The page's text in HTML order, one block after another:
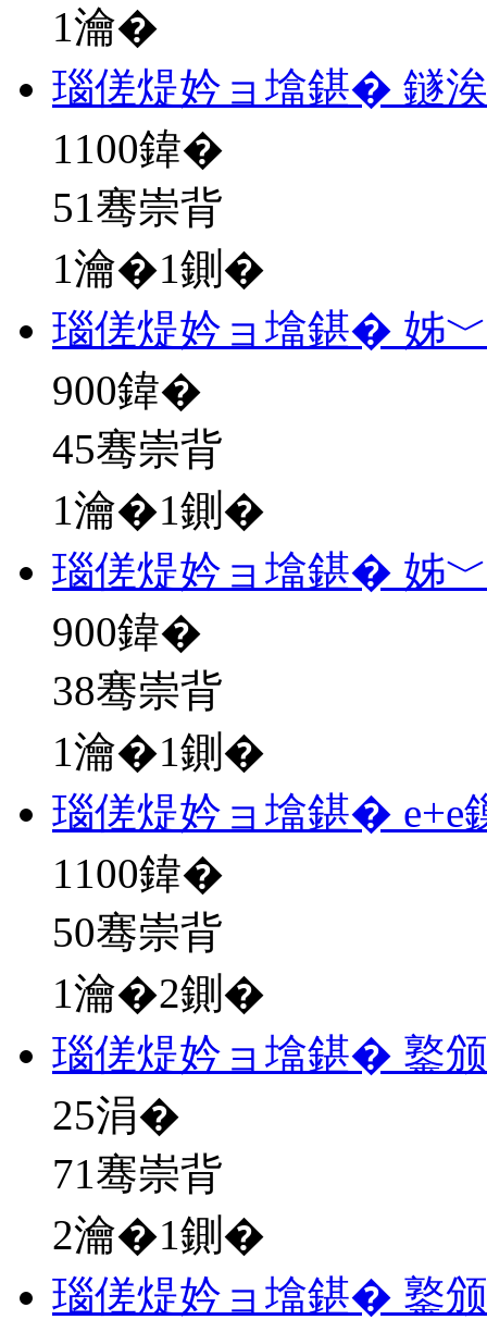
1瀹�
瑙傞煶妗ョ墖鍖� 鐩
1100鍏�
51骞崇背
1瀹�1鍘�
瑙傞煶妗ョ墖鍖� 姊
900鍏�
45骞崇背
1瀹�1鍘�
瑙傞煶妗ョ墖鍖� 姊
900鍏�
38骞崇背
1瀹�1鍘�
瑙傞煶妗ョ墖鍖� e+e
1100鍏�
50骞崇背
1瀹�2鍘�
瑙傞煶妗ョ墖鍖� 鐜
25涓�
71骞崇背
2瀹�1鍘�
瑙傞煶妗ョ墖鍖� 鐜